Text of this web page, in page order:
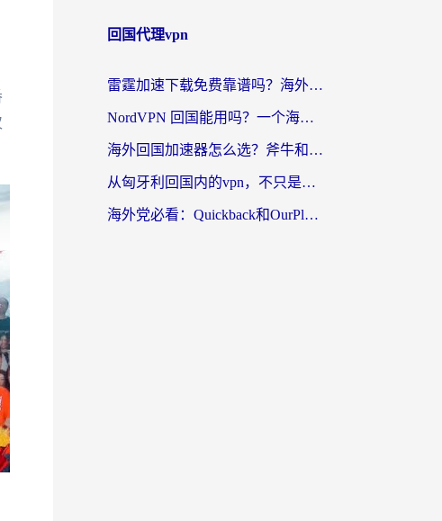
回国代理vpn
雷霆加速下载免费靠谱吗？海外党选回国加速器的避坑指南（附热门工具对比）
NordVPN 回国能用吗？一个海外用户必须面对的真实困境
海外回国加速器怎么选？斧牛和海龟哪个好？一篇帮你避开坑的实用指南
从匈牙利回国内的vpn，不只是为了刷剧那么简单
海外党必看：Quickback和OurPlay好用吗？3分钟选对回国加速器，无缝刷剧玩游戏